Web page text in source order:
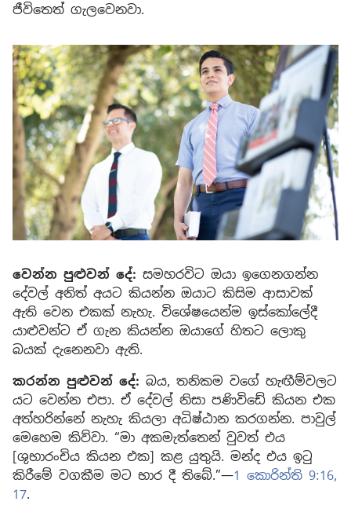
ජීවිතෙත් ගැලවෙනවා.
වෙන්න පුළුවන් දේ: සමහරවිට ඔයා ඉගෙනගන්න
දේවල් අනිත් අයට කියන්න ඔයාට කිසිම ආසාවක්
ඇති වෙන එකක් නැහැ. විශේෂයෙන්ම ඉස්කෝලේදී
යාළුවන්ට ඒ ගැන කියන්න ඔයාගේ හිතට ලොකු
බයක් දැනෙනවා ඇති.
කරන්න පුළුවන් දේ: බය, තනිකම වගේ හැඟීම්වලට
යට වෙන්න එපා. ඒ දේවල් නිසා පණිවිඩේ කියන එක
අත්හරින්නේ නැහැ කියලා අධිෂ්ඨාන කරගන්න. පාවුල්
මෙහෙම කිව්වා. “මා අකමැත්තෙන් වුවත් එය
[ශුභාරංචිය කියන එක] කළ යුතුයි. මන්ද එය ඉටු
කිරීමේ වගකීම මට භාර දී තිබේ.”—1 කොරින්ති 9:16,
17.